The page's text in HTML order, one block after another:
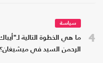
4
سياسة
ما هي الخطوة التالية
الرحمن السيد في ميشيغان؟